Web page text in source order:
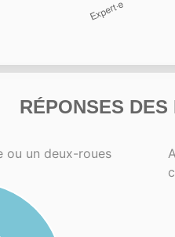
RÉPONSES
ou un deux-roues